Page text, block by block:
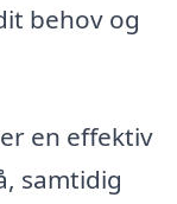
behov og
er en effektiv
samtidig